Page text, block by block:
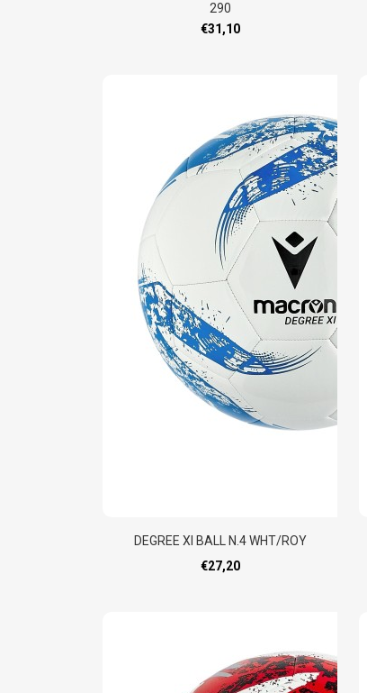
290
€31,10
DEGREE XI BALL N.4 WHT/ROY
€27,20